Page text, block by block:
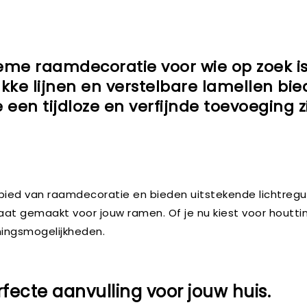
raamdecoratie voor wie op zoek
lijnen en verstelbare lamellen
tijdloze en verfijnde toevoeging
van raamdecoratie en bieden uitstekende
gemaakt voor jouw ramen. Of je nu kiest voor
aanvulling voor jouw huis.